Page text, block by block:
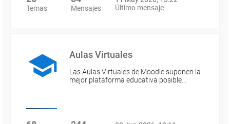
Temas Mensajes
Último mensaje
Aulas Virtuales
Las Aulas Virtuales de Moodle suponen la
mejor plataforma educativa posible…